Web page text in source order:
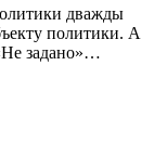
дважды
политики. А
задано»…